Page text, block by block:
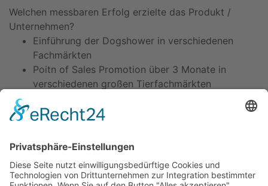
Welchen messbaren Erfolg erzielte das Produkt /
Unternehmen?
Einführung der Dogshower in verschiedenen
Fachmärkten
Poitn of Sales Promotion über 3 Monate in
verschiedenen großen Tierfachmärkten
Produktplatzierung in mehreren Onlineshops
Influencern
Umsatzsteigerung und viele zufriedene Kunden
Kontakt